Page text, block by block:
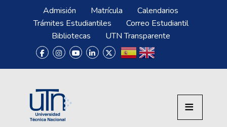
Pasar al contenido principal
Menú SuperiorAdmisión Matrícula
Calendarios
Trámites Estudiantiles
Correo Estudiantil
Bibliotecas
UTN Transparente